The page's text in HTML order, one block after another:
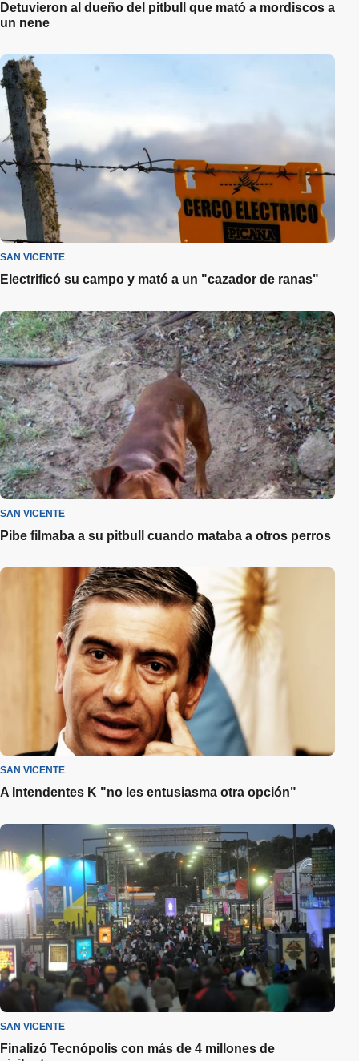
Detuvieron al dueño del pitbull que mató a mordiscos a
un nene
SAN VICENTE
Electrificó su campo y mató a un "cazador de ranas"
SAN VICENTE
Pibe filmaba a su pitbull cuando mataba a otros perros
SAN VICENTE
A Intendentes K "no les entusiasma otra opción"
SAN VICENTE
Finalizó Tecnópolis con más de 4 millones de